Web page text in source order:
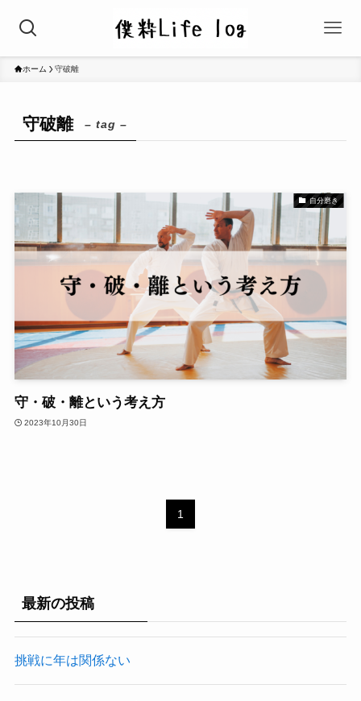
ホーム 守破離
守破離 – tag –
自分磨き
守・破・離という考え方
2023年10月30日
1
最新の投稿
挑戦に年は関係ない